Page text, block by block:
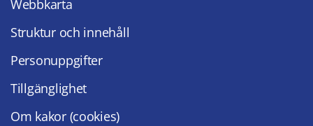
Webbkarta
Struktur och innehåll
Personuppgifter
Tillgänglighet
Om kakor (cookies)